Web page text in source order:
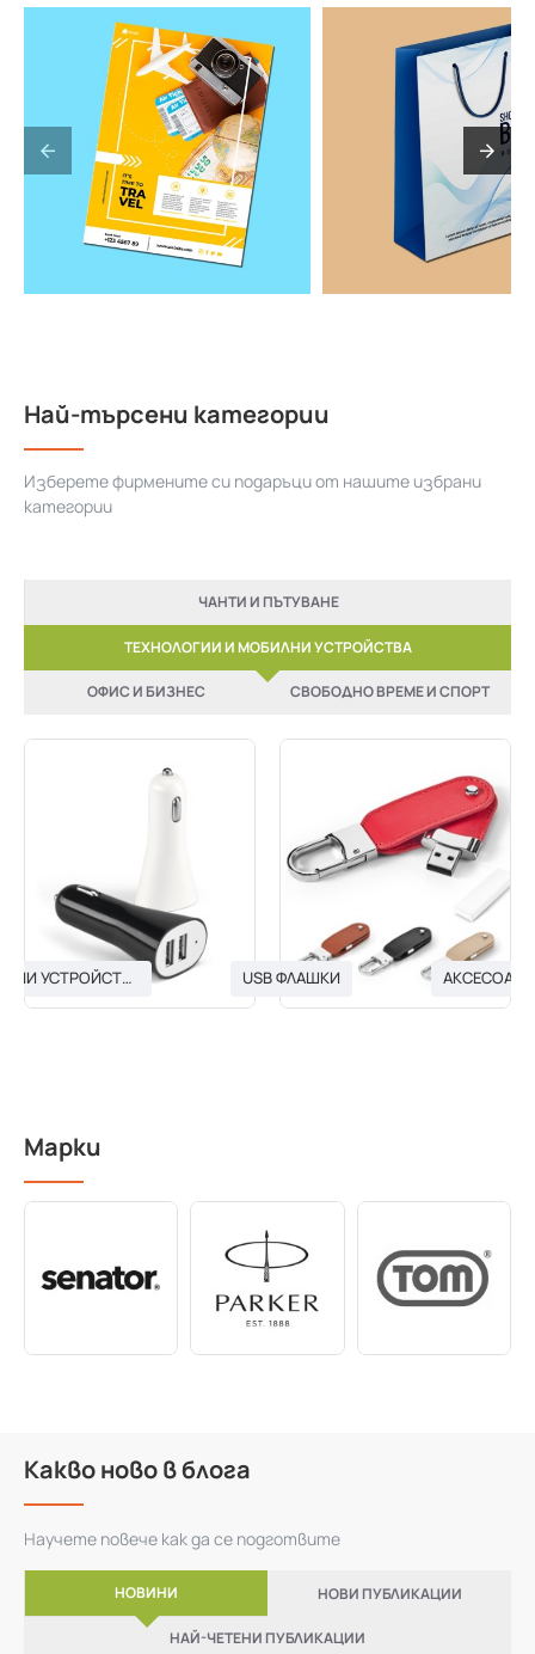
Най-търсени категории
Изберете фирмените си подаръци от нашите избрани
ЧАНТИ И ПЪТУВАНЕ
ТЕХНОЛОГИИ И МОБИЛНИ УСТРОЙСТВА
Марки
Какво ново в блога
НОВИНИ